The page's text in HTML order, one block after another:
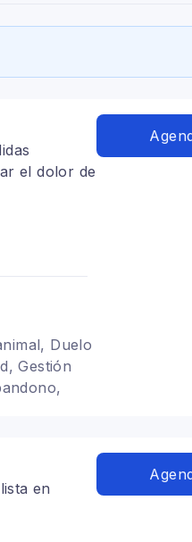
el dolor de
Duelo
Gestión
en